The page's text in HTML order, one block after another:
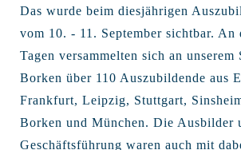
Das wurde beim diesjährigen
vom 10. - 11. September sichtbar. An
Tagen versammelten sich an unserem
Borken über 110 Auszubildende aus
Frankfurt, Leipzig, Stuttgart,
Borken und München. Die Ausbilder
Geschäftsführung waren auch mit